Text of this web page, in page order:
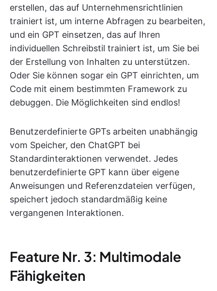
erstellen, das auf Unternehmensrichtlinien
trainiert ist, um interne Abfragen zu bearbeiten,
und ein GPT einsetzen, das auf Ihren
individuellen Schreibstil trainiert ist, um Sie bei
der Erstellung von Inhalten zu unterstützen.
Oder Sie können sogar ein GPT einrichten, um
Code mit einem bestimmten Framework zu
debuggen. Die Möglichkeiten sind endlos!
Benutzerdefinierte GPTs arbeiten unabhängig
vom Speicher, den ChatGPT bei
Standardinteraktionen verwendet. Jedes
benutzerdefinierte GPT kann über eigene
Anweisungen und Referenzdateien verfügen,
speichert jedoch standardmäßig keine
vergangenen Interaktionen.
Feature Nr. 3: Multimodale
Fähigkeiten